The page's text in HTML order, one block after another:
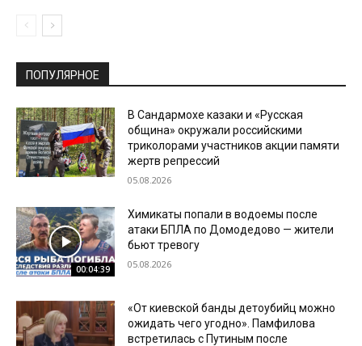
ПОПУЛЯРНОЕ
В Сандармохе казаки и «Русская
община» окружали российскими
триколорами участников акции памяти
жертв репрессий
05.08.2026
00:04:39
Химикаты попали в водоемы после
атаки БПЛА по Домодедово — жители
бьют тревогу
05.08.2026
«От киевской банды детоубийц можно
ожидать чего угодно». Памфилова
встретилась с Путиным после